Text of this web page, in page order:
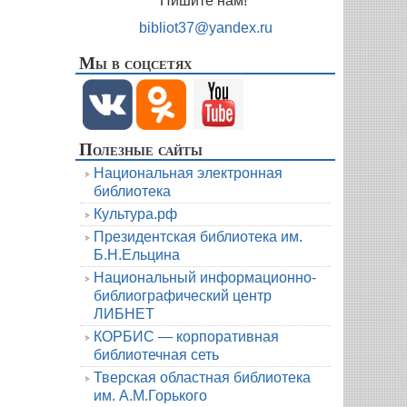
bibliot37@yandex.ru
Мы в соцсетях
Полезные сайты
Национальная электронная
библиотека
Культура.рф
Президентская библиотека им.
Б.Н.Ельцина
Национальный информационно-
библиографический центр
ЛИБНЕТ
КОРБИС — корпоративная
библиотечная сеть
Тверская областная библиотека
им. А.М.Горького